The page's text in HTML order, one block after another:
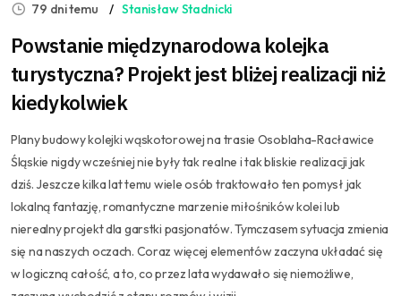
79 dni temu Stanisław Stadnicki
Powstanie międzynarodowa kolejka
turystyczna? Projekt jest bliżej realizacji niż
kiedykolwiek
Plany budowy kolejki wąskotorowej na trasie Osoblaha-Racławice
Śląskie nigdy wcześniej nie były tak realne i tak bliskie realizacji jak
dziś. Jeszcze kilka lat temu wiele osób traktowało ten pomysł jak
lokalną fantazję, romantyczne marzenie miłośników kolei lub
nierealny projekt dla garstki pasjonatów. Tymczasem sytuacja zmienia
się na naszych oczach. Coraz więcej elementów zaczyna układać się
w logiczną całość, a to, co przez lata wydawało się niemożliwe,